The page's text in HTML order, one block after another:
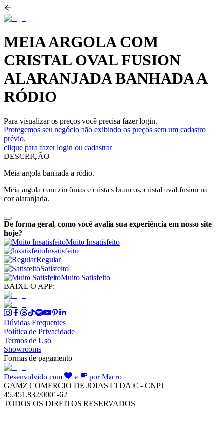
MEIA ARGOLA COM
CRISTAL OVAL FUSION
ALARANJADA BANHADA A
RÓDIO
Para visualizar os preços você precisa fazer login.
Protegemos seu negócio não exibindo os preços sem um cadastro
prévio.
clique para fazer login ou cadastrar
DESCRIÇÃO
Meia argola banhada a ródio.
Meia argola com zircônias e cristais brancos, cristal oval fusion na
cor alaranjada.
De forma geral, como você avalia sua experiência em nosso site
hoje?
Muito Insatisfeito
Insatisfeito
Regular
Satisfeito
Muito Satisfeito
BAIXE O APP:
Dúvidas Frequentes
Política de Privacidade
Termos de Uso
Showrooms
Formas de pagamento
Desenvolvido com e
por Macro
GAMZ COMERCIO DE JOIAS LTDA © - CNPJ
45.451.832/0001-62
TODOS OS DIREITOS RESERVADOS